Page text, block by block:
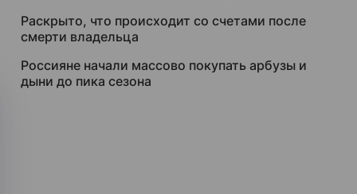
Раскрыто, что происходит со счетами после
смерти владельца
Россияне начали массово покупать арбузы и
дыни до пика сезона